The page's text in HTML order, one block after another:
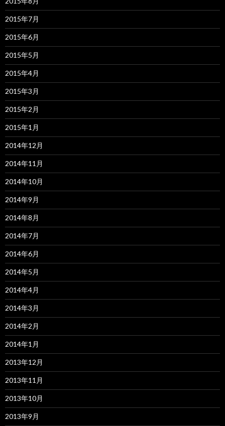
2015年7月
2015年6月
2015年5月
2015年4月
2015年3月
2015年2月
2015年1月
2014年12月
2014年11月
2014年10月
2014年9月
2014年8月
2014年7月
2014年6月
2014年5月
2014年4月
2014年3月
2014年2月
2014年1月
2013年12月
2013年11月
2013年10月
2013年9月